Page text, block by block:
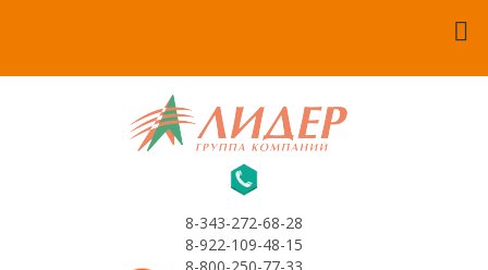
8-343-272-68-28
8-922-109-48-15